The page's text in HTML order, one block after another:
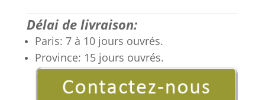
4
personnes
pour
Open
Délai de livraison:
Paris: 7 à 10 jours ouvrés.
Province: 15 jours ouvrés.